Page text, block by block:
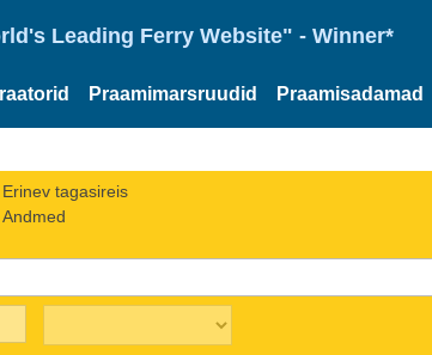
Leading Ferry Website" - Winner*
Praamimarsruudid Praamisadamad
Erinev tagasireis
Andmed